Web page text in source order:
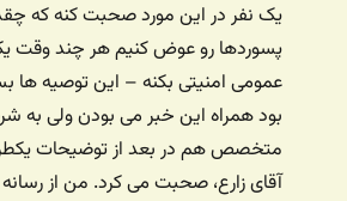
یک نفر در این مورد صحبت کنه که
پسوردها رو عوض کنیم هر چند وقت
عمومی امنیتی بکنه – این توصیه ها
بود همراه این خبر می بودن ولی به
متخصص هم در بعد از توضیحات
آقای زارع، صحبت می کرد. من از